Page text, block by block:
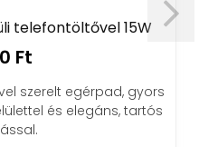
telefontöltővel 15W
Ft
szerelt egérpad, gyors
és elegáns, tartós